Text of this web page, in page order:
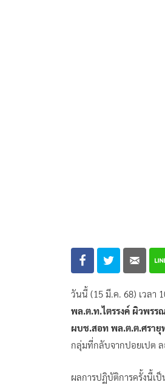
วันนี้ (15 มี.ค. 68) เวลา
พล.ต.ท.ไตรรงค์ ผิวพร
ผบช.สอท พล.ต.ต.ศรา
กลุ่มที่กลับจากปอยเปต
ผลการปฏิบัติการครั้งนี้เ